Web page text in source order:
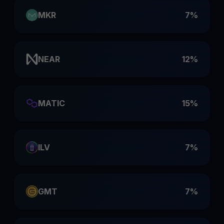
MKR 7%
NEAR 12%
MATIC 15%
ILV 7%
GMT 7%